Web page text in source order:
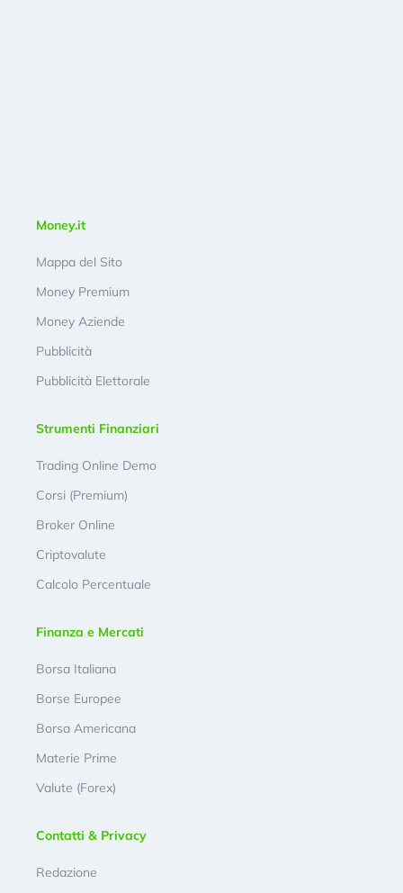
Money.it
Mappa del Sito
Money Premium
Money Aziende
Pubblicità
Pubblicità Elettorale
Strumenti Finanziari
Trading Online Demo
Corsi (Premium)
Broker Online
Criptovalute
Calcolo Percentuale
Finanza e Mercati
Borsa Italiana
Borse Europee
Borsa Americana
Materie Prime
Valute (Forex)
Contatti & Privacy
Redazione